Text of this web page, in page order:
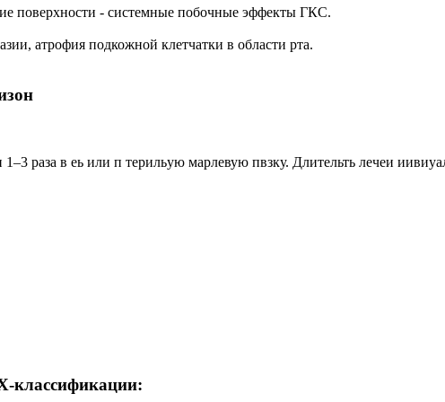
поверхности - системные побочные эффекты ГКС.
атрофия подкожной клетчатки в области рта.
раза в еь или п терильую марлевую пвзку. Длительть лечеи
классификации: